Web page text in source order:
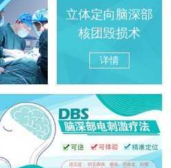
立体定向脑深部
核团毁损术
详情